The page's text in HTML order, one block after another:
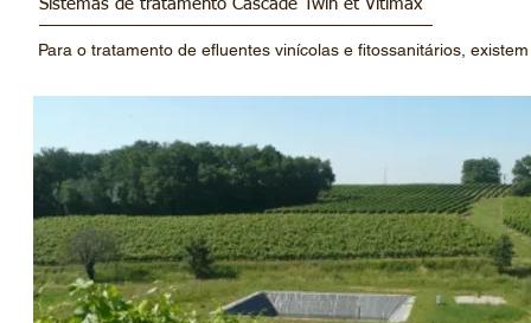
Sistemas de tratamento Cascade Twin et Vitimax
Para o tratamento de efluentes vinícolas e fitossanitários,